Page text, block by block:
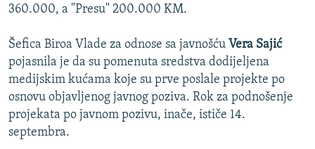
360.000, a "Presu" 200.000 KM.
Šefica Biroa Vlade za odnose sa javnošću Vera Sajić
pojasnila je da su pomenuta sredstva dodijeljena
medijskim kućama koje su prve poslale projekte po
osnovu objavljenog javnog poziva. Rok za podnošenje
projekata po javnom pozivu, inače, ističe 14.
septembra.